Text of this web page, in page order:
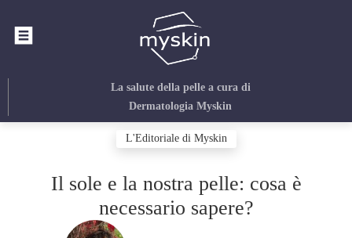
La salute della pelle a cura di
Dermatologia Myskin
L'Editoriale di Myskin
Il sole e la nostra pelle: cosa è
necessario sapere?